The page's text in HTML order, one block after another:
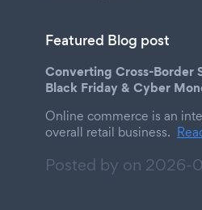
Featured Blog post
Converting Cross-Border
Black Friday & Cyber
Online commerce is an
overall retail business.
Posted by on 2026-